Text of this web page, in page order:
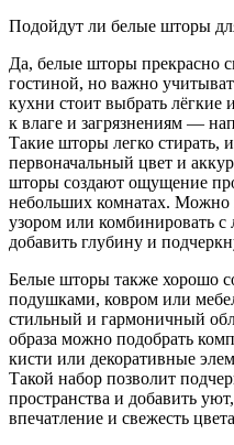
Подойдут ли белые шторы
Да, белые шторы прекрасно
гостиной, но важно
кухни стоит выбрать
к влаге и загрязнениям —
Такие шторы легко стирать,
первоначальный цвет и
шторы создают ощущение
небольших комнатах. Можно
узором или комбинировать
добавить глубину и
Белые шторы также хорошо
подушками, ковром или
стильный и гармоничный
образа можно подобрать
кисти или декоративные
Такой набор позволит
пространства и добавить
впечатление и свежесть